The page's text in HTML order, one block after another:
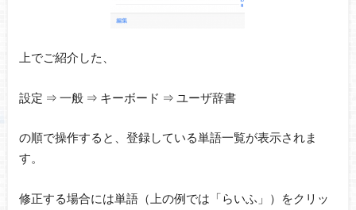
上でご紹介した、
設定 ⇒ 一般 ⇒ キーボード ⇒ ユーザ辞書
の順で操作すると、登録している単語一覧が表示されま
す。
修正する場合には単語（上の例では「らいふ」）をクリッ